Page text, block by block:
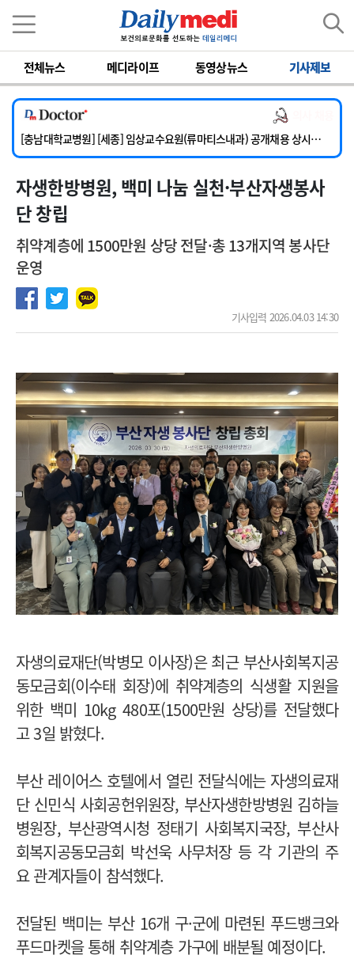
전체뉴스 메디라이프 동영상뉴스 기사제보
[단국대학교병원] 임상전담교원 및 전임의 초빙
[해운대부민병원] [해운대] 2026년 하반기 인턴 모집
[서울아산병원] 건강증진센터 소화기파트 건진교수 초빙
[충남대학교병원] [세종] 임상교수요원(류마티스내과) 공개채용 상시모집
[이대서울병원] 정형외과 일반의 초빙
[단국대학교병원] 임상전담교원 및 전임의 초빙
[해운대부민병원] [해운대] 2026년 하반기 인턴 모집
자생한방병원, 백미 나눔 실천·부산자생봉사
단 창립
취약계층에 1500만원 상당 전달·총 13개지역 봉사단
운영
기사입력 2026.04.03 14:30
자생의료재단(박병모 이사장)은 최근 부산사회복지공
동모금회(이수태 회장)에 취약계층의 식생활 지원을
위한 백미 10kg 480포(1500만원 상당)를 전달했다
고 3일 밝혔다.
부산 레이어스 호텔에서 열린 전달식에는 자생의료재
단 신민식 사회공헌위원장, 부산자생한방병원 김하늘
병원장, 부산광역시청 정태기 사회복지국장, 부산사
회복지공동모금회 박선욱 사무처장 등 각 기관의 주
요 관계자들이 참석했다.
전달된 백미는 부산 16개 구·군에 마련된 푸드뱅크와
푸드마켓을 통해 취약계층 가구에 배분될 예정이다.